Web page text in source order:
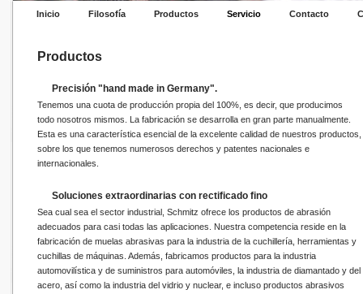
Inicio Filosofía Productos Servicio Contacto
Productos
Precisión "hand made in Germany".
Tenemos una cuota de producción propia del 100%, es decir, que producimos
todo nosotros mismos. La fabricación se desarrolla en gran parte manualmente.
Esta es una característica esencial de la excelente calidad de nuestros productos,
sobre los que tenemos numerosos derechos y patentes nacionales e
internacionales.
Soluciones extraordinarias con rectificado fino
Sea cual sea el sector industrial, Schmitz ofrece los productos de abrasión
adecuados para casi todas las aplicaciones. Nuestra competencia reside en la
fabricación de muelas abrasivas para la industria de la cuchillería, herramientas y
cuchillas de máquinas. Además, fabricamos productos para la industria
automovilística y de suministros para automóviles, la industria de diamantado y del
acero, así como la industria del vidrio y nuclear, e incluso productos abrasivos